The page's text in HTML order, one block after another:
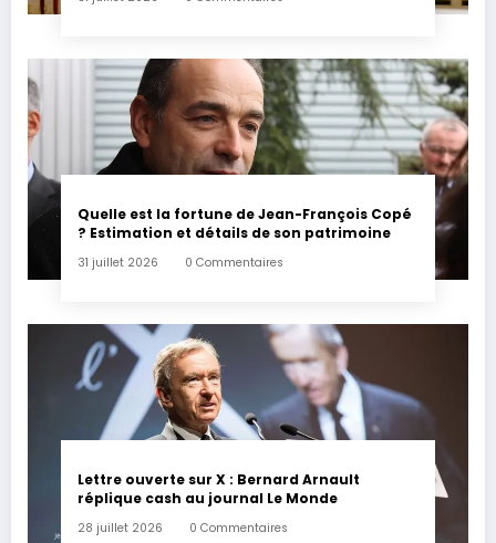
Quelle est la fortune de Jean-François Copé
? Estimation et détails de son patrimoine
31 juillet 2026 0 Commentaires
Lettre ouverte sur X : Bernard Arnault
réplique cash au journal Le Monde
28 juillet 2026 0 Commentaires